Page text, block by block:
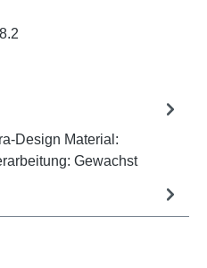
Design Material:
Gewachst